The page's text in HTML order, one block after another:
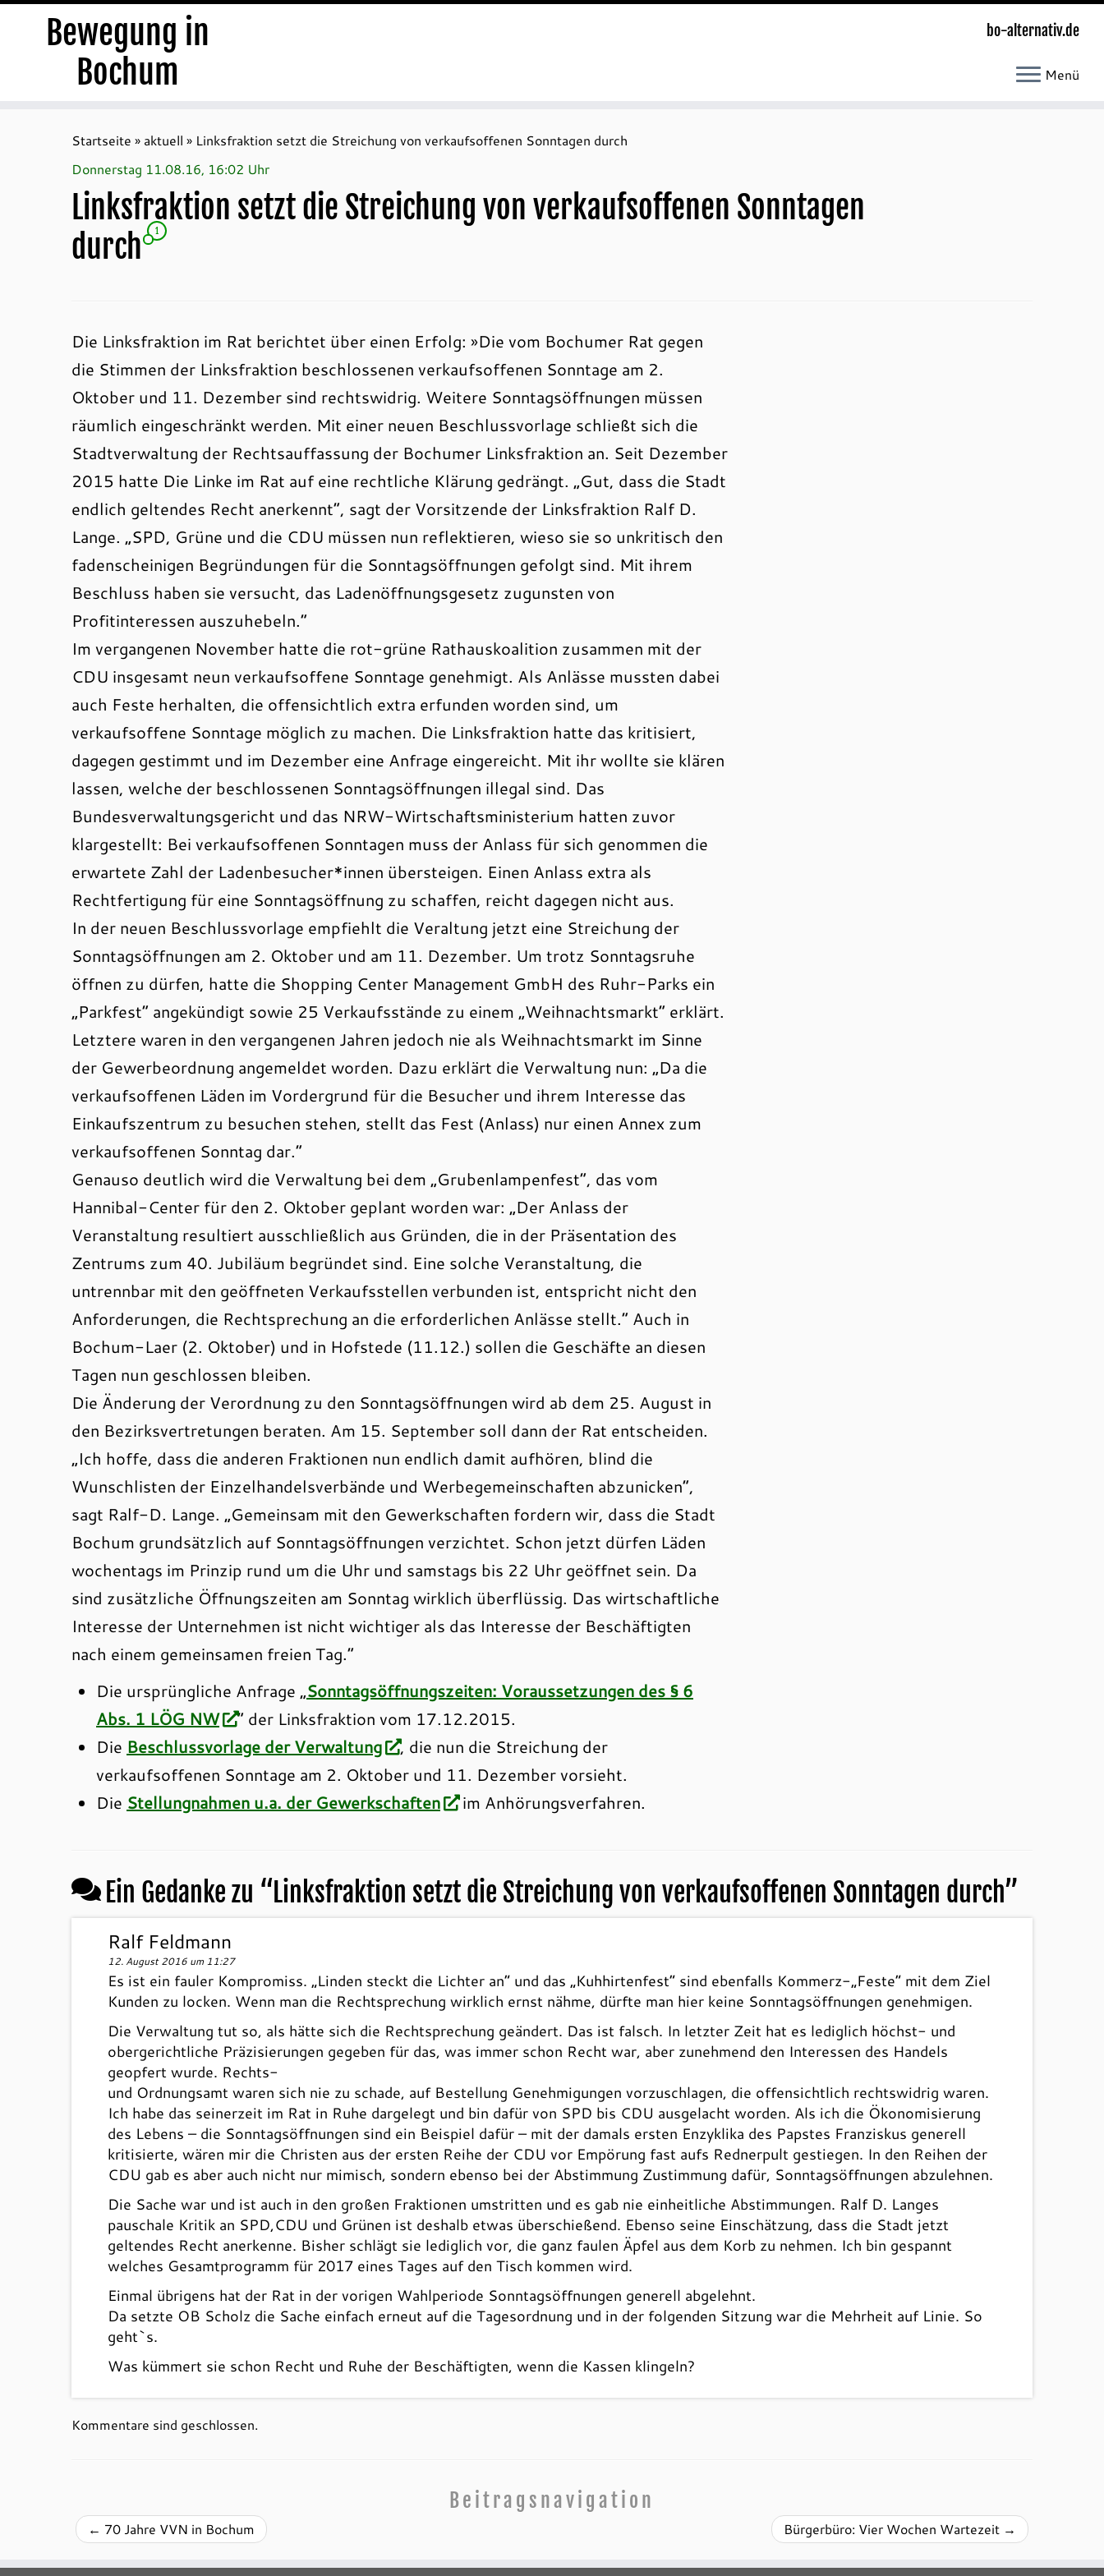
Bewegung in
Bochum
bo-alternativ.de
Menü
Startseite » aktuell » Linksfraktion setzt die Streichung von verkaufsoffenen Sonntagen durch
Donnerstag 11.08.16, 16:02 Uhr
Linksfraktion setzt die Streichung von verkaufsoffenen Sonntagen
durch
1
Die Linksfraktion im Rat berichtet über einen Erfolg: »Die vom Bochumer Rat gegen
die Stimmen der Linksfraktion beschlossenen verkaufsoffenen Sonntage am 2.
Oktober und 11. Dezember sind rechtswidrig. Weitere Sonntagsöffnungen müssen
räumlich eingeschränkt werden. Mit einer neuen Beschlussvorlage schließt sich die
Stadtverwaltung der Rechtsauffassung der Bochumer Linksfraktion an. Seit Dezember
2015 hatte Die Linke im Rat auf eine rechtliche Klärung gedrängt. „Gut, dass die Stadt
endlich geltendes Recht anerkennt“, sagt der Vorsitzende der Linksfraktion Ralf D.
Lange. „SPD, Grüne und die CDU müssen nun reflektieren, wieso sie so unkritisch den
fadenscheinigen Begründungen für die Sonntagsöffnungen gefolgt sind. Mit ihrem
Beschluss haben sie versucht, das Ladenöffnungsgesetz zugunsten von
Profitinteressen auszuhebeln.“
Im vergangenen November hatte die rot-grüne Rathauskoalition zusammen mit der
CDU insgesamt neun verkaufsoffene Sonntage genehmigt. Als Anlässe mussten dabei
auch Feste herhalten, die offensichtlich extra erfunden worden sind, um
verkaufsoffene Sonntage möglich zu machen. Die Linksfraktion hatte das kritisiert,
dagegen gestimmt und im Dezember eine Anfrage eingereicht. Mit ihr wollte sie klären
lassen, welche der beschlossenen Sonntagsöffnungen illegal sind. Das
Bundesverwaltungsgericht und das NRW-Wirtschaftsministerium hatten zuvor
klargestellt: Bei verkaufsoffenen Sonntagen muss der Anlass für sich genommen die
erwartete Zahl der Ladenbesucher*innen übersteigen. Einen Anlass extra als
Rechtfertigung für eine Sonntagsöffnung zu schaffen, reicht dagegen nicht aus.
In der neuen Beschlussvorlage empfiehlt die Veraltung jetzt eine Streichung der
Sonntagsöffnungen am 2. Oktober und am 11. Dezember. Um trotz Sonntagsruhe
öffnen zu dürfen, hatte die Shopping Center Management GmbH des Ruhr-Parks ein
„Parkfest“ angekündigt sowie 25 Verkaufsstände zu einem „Weihnachtsmarkt“ erklärt.
Letztere waren in den vergangenen Jahren jedoch nie als Weihnachtsmarkt im Sinne
der Gewerbeordnung angemeldet worden. Dazu erklärt die Verwaltung nun: „Da die
verkaufsoffenen Läden im Vordergrund für die Besucher und ihrem Interesse das
Einkaufszentrum zu besuchen stehen, stellt das Fest (Anlass) nur einen Annex zum
verkaufsoffenen Sonntag dar.“
Genauso deutlich wird die Verwaltung bei dem „Grubenlampenfest“, das vom
Hannibal-Center für den 2. Oktober geplant worden war: „Der Anlass der
Veranstaltung resultiert ausschließlich aus Gründen, die in der Präsentation des
Zentrums zum 40. Jubiläum begründet sind. Eine solche Veranstaltung, die
untrennbar mit den geöffneten Verkaufsstellen verbunden ist, entspricht nicht den
Anforderungen, die Rechtsprechung an die erforderlichen Anlässe stellt.“ Auch in
Bochum-Laer (2. Oktober) und in Hofstede (11.12.) sollen die Geschäfte an diesen
Tagen nun geschlossen bleiben.
Die Änderung der Verordnung zu den Sonntagsöffnungen wird ab dem 25. August in
den Bezirksvertretungen beraten. Am 15. September soll dann der Rat entscheiden.
„Ich hoffe, dass die anderen Fraktionen nun endlich damit aufhören, blind die
Wunschlisten der Einzelhandelsverbände und Werbegemeinschaften abzunicken“,
sagt Ralf-D. Lange. „Gemeinsam mit den Gewerkschaften fordern wir, dass die Stadt
Bochum grundsätzlich auf Sonntagsöffnungen verzichtet. Schon jetzt dürfen Läden
wochentags im Prinzip rund um die Uhr und samstags bis 22 Uhr geöffnet sein. Da
sind zusätzliche Öffnungszeiten am Sonntag wirklich überflüssig. Das wirtschaftliche
Interesse der Unternehmen ist nicht wichtiger als das Interesse der Beschäftigten
nach einem gemeinsamen freien Tag.“
Die ursprüngliche Anfrage „Sonntagsöffnungszeiten: Voraussetzungen des § 6
Abs. 1 LÖG NW
“ der Linksfraktion vom 17.12.2015.
Die Beschlussvorlage der Verwaltung
, die nun die Streichung der
verkaufsoffenen Sonntage am 2. Oktober und 11. Dezember vorsieht.
Die Stellungnahmen u.a. der Gewerkschaften im Anhörungsverfahren.
Ein Gedanke zu “Linksfraktion setzt die Streichung von verkaufsoffenen Sonntagen durch”
Ralf Feldmann
12. August 2016 um 11:27
Es ist ein fauler Kompromiss. „Linden steckt die Lichter an“ und das „Kuhhirtenfest“ sind ebenfalls Kommerz-„Feste“ mit dem Ziel
Kunden zu locken. Wenn man die Rechtsprechung wirklich ernst nähme, dürfte man hier keine Sonntagsöffnungen genehmigen.
Die Verwaltung tut so, als hätte sich die Rechtsprechung geändert. Das ist falsch. In letzter Zeit hat es lediglich höchst- und
obergerichtliche Präzisierungen gegeben für das, was immer schon Recht war, aber zunehmend den Interessen des Handels
geopfert wurde. Rechts-
und Ordnungsamt waren sich nie zu schade, auf Bestellung Genehmigungen vorzuschlagen, die offensichtlich rechtswidrig waren.
Ich habe das seinerzeit im Rat in Ruhe dargelegt und bin dafür von SPD bis CDU ausgelacht worden. Als ich die Ökonomisierung
des Lebens – die Sonntagsöffnungen sind ein Beispiel dafür – mit der damals ersten Enzyklika des Papstes Franziskus generell
kritisierte, wären mir die Christen aus der ersten Reihe der CDU vor Empörung fast aufs Rednerpult gestiegen. In den Reihen der
CDU gab es aber auch nicht nur mimisch, sondern ebenso bei der Abstimmung Zustimmung dafür, Sonntagsöffnungen abzulehnen.
Die Sache war und ist auch in den großen Fraktionen umstritten und es gab nie einheitliche Abstimmungen. Ralf D. Langes
pauschale Kritik an SPD,CDU und Grünen ist deshalb etwas überschießend. Ebenso seine Einschätzung, dass die Stadt jetzt
geltendes Recht anerkenne. Bisher schlägt sie lediglich vor, die ganz faulen Äpfel aus dem Korb zu nehmen. Ich bin gespannt
welches Gesamtprogramm für 2017 eines Tages auf den Tisch kommen wird.
Einmal übrigens hat der Rat in der vorigen Wahlperiode Sonntagsöffnungen generell abgelehnt.
Da setzte OB Scholz die Sache einfach erneut auf die Tagesordnung und in der folgenden Sitzung war die Mehrheit auf Linie. So
geht`s.
Was kümmert sie schon Recht und Ruhe der Beschäftigten, wenn die Kassen klingeln?
Kommentare sind geschlossen.
Beitragsnavigation
← 70 Jahre VVN in Bochum Bürgerbüro: Vier Wochen Wartezeit →